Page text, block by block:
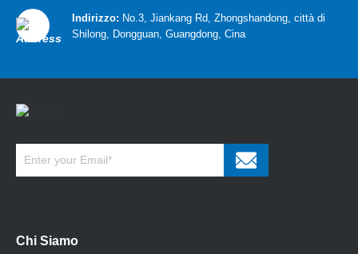
Indirizzo: No.3, Jiankang Rd, Zhongshandong, città di
Shilong, Dongguan, Guangdong, Cina
Chi Siamo